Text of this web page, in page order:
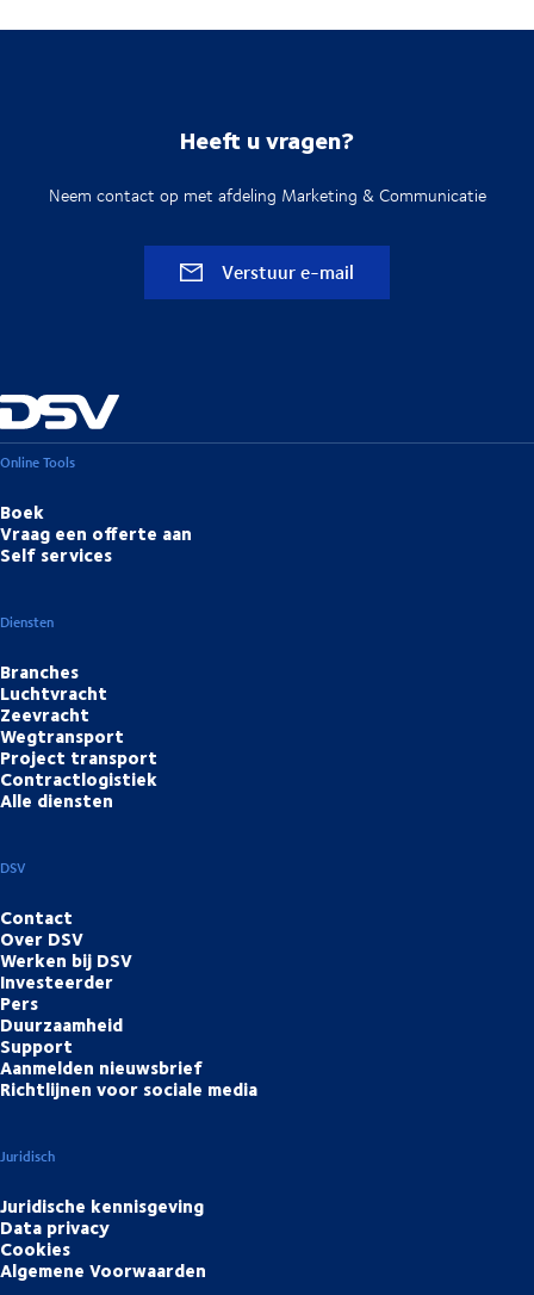
Heeft u vragen?
Neem contact op met afdeling Marketing & Communicatie
Verstuur e-mail
Online Tools
Boek
Vraag een offerte aan
Self services
Diensten
Branches
Luchtvracht
Zeevracht
Wegtransport
Project transport
Contractlogistiek
Alle diensten
DSV
Contact
Over DSV
Werken bij DSV
Investeerder
Pers
Duurzaamheid
Support
Aanmelden nieuwsbrief
Richtlijnen voor sociale media
Juridisch
Juridische kennisgeving
Data privacy
Cookies
Algemene Voorwaarden